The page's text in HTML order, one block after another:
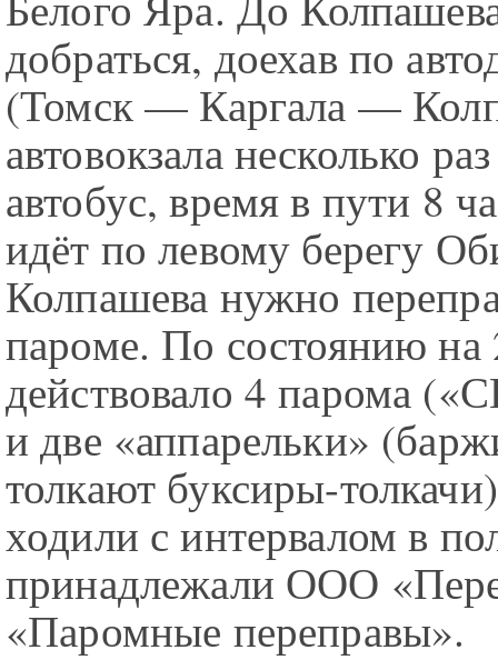
добраться, доехав по
(Томск — Каргала —
автовокзала несколько
автобус, время в пути 8
идёт по левому берегу
Колпашева нужно
пароме. По состоянию на
действовало 4 парома
и две «аппарельки»
толкают буксиры-
ходили с интервалом в
принадлежали ООО
«Паромные переправы».